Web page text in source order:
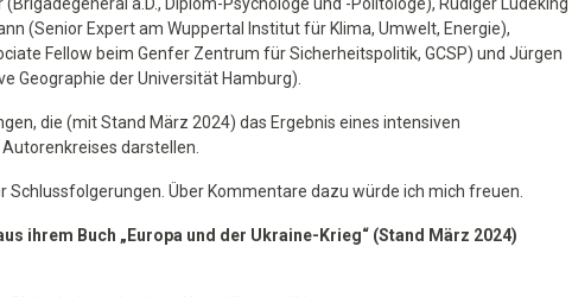
Friedens-
und
Sicherheitspolitik
(Senior Expert am Wuppertal Institut für Klima, Umwelt, Energie),
Fellow beim Genfer Zentrum für Sicherheitspolitik, GCSP) und Jürgen
Geographie der Universität Hamburg).
die (mit Stand März 2024) das Ergebnis eines intensiven
darstellen.
Über Kommentare dazu würde ich mich freuen.
ihrem Buch „Europa und der Ukraine-Krieg“ (Stand März 2024)